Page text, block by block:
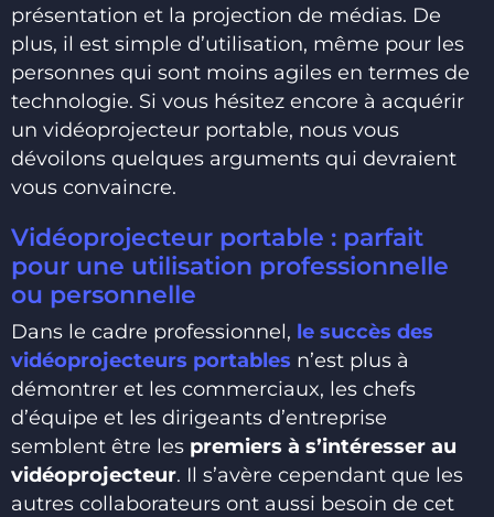
présentation et la projection de médias. De
plus, il est simple d’utilisation, même pour les
personnes qui sont moins agiles en termes de
technologie. Si vous hésitez encore à acquérir
un vidéoprojecteur portable, nous vous
dévoilons quelques arguments qui devraient
vous convaincre.
Vidéoprojecteur portable : parfait
pour une utilisation professionnelle
ou personnelle
Dans le cadre professionnel, le succès des
vidéoprojecteurs portables n’est plus à
démontrer et les commerciaux, les chefs
d’équipe et les dirigeants d’entreprise
semblent être les premiers à s’intéresser au
vidéoprojecteur. Il s’avère cependant que les
autres collaborateurs ont aussi besoin de cet